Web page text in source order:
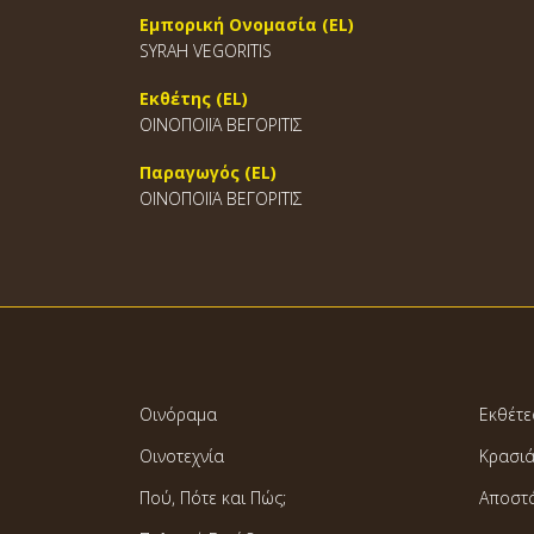
Εμπορική Ονομασία (EL)
SYRAH VEGORITIS
Εκθέτης (EL)
ΟΙΝΟΠΟΙΪΑ ΒΕΓΟΡΙΤΙΣ
Παραγωγός (EL)
ΟΙΝΟΠΟΙΪΑ ΒΕΓΟΡΙΤΙΣ
Οινόραμα
Οινοτεχνία
Πού, Πότε και Πώς;
Κρασιά